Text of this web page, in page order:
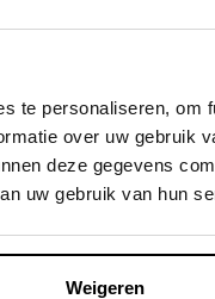
te personaliseren, om
over uw gebruik
deze gegevens
uw gebruik van hun
Weigeren
om te verhitten.
veel leefruimte voor